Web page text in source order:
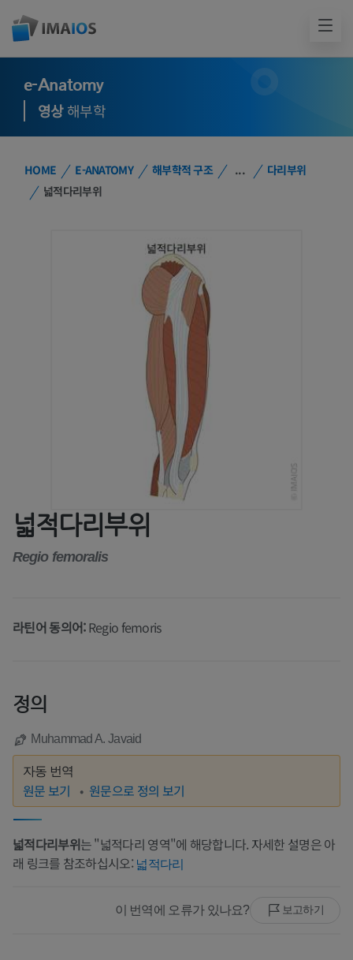
e-Anatomy
영상해부학
HOME E-ANATOMY 해부학적 구조 ...
다리부위
넓적다리부위
넓적다리부위
Regio femoralis
라틴어 동의어:Regio femoris
정의
Muhammad A. Javaid
자동 번역
원문 보기 원문으로 정의 보기
넓적다리부위는 "넓적다리 영역"에 해당합니다. 자세한 설명은 아
래 링크를 참조하십시오: 넓적다리
이 번역에 오류가 있나요? 보고하기